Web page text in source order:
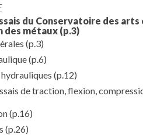
du Conservatoire des arts
des métaux (p.3)
(p.3)
(p.6)
(p.12)
de traction, flexion,
(p.16)
(p.26)